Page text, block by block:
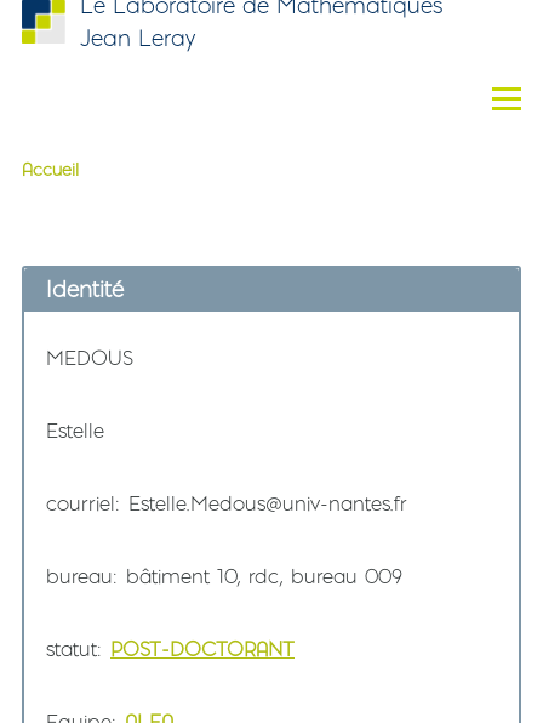
Aller au contenu principal
Jean Leray
Fil d'Ariane
Accueil
Identité
Nom
MEDOUS
Prénom
Estelle
courriel Estelle.Medous@univ-nantes.fr
bureau bâtiment 10, rdc, bureau 009
statut POST-DOCTORANT